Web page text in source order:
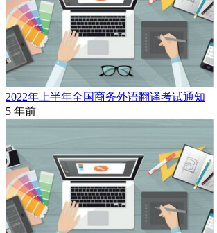
2022年上半年全国商务外语翻译考试通知
5 年前